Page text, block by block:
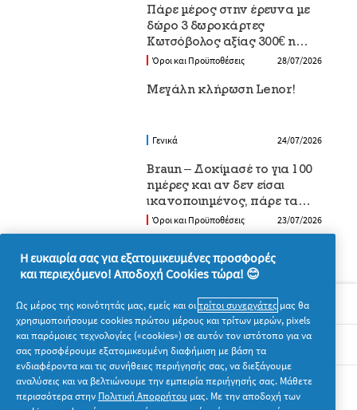
Πάρε μέρος στην έρευνα με
δώρο 3 δωροκάρτες
Κωτσόβολος αξίας 300€ η
καθεμία
Όροι και Προϋποθέσεις 28/07/2026
Μεγάλη κλήρωση Lenor!
Γενικά 24/07/2026
Braun – Δοκίμασέ το για 100
ημέρες και αν δεν είσαι
ικανοποιημένος, πάρε τα
χρήματά σου πίσω
Όροι και Προϋποθέσεις 23/07/2026
Σχετικά με την P&G
Νομικά
Ακολουθήστε μας
Η ευκαιρία σας για εξατομικευμένες προσφορές
και περιεχόμενο! Αποδοχή Cookies τώρα! 😊
Ως μέρος της κοινότητάς μας, εμείς και οιτρίτοι συνεργάτες μας θα
χρησιμοποιήσουμε cookies πρώτου μέρους και τρίτων μερών, pixels
και παρόμοιες τεχνολογίες («cookies») σε αυτόν τον ιστότοπο για να
σας προσφέρουμε εξατομικευμένη διαφήμιση με βάση τα
ενδιαφέροντα και τις συνήθειες περιήγησής σας, να διεξάγουμε
αναλύσεις και να βελτιώνουμε την εμπειρία περιήγησής σας. Μάθετε
περισσότερα στην Πολιτική Απορρήτου μας. Με την αποδοχή των